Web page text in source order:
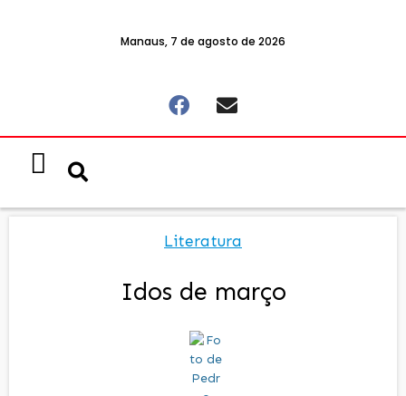
Manaus, 7 de agosto de 2026
Literatura
Idos de março